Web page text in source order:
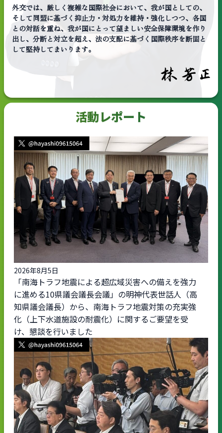
外交では、厳しく複雑な国際社会において、我が国としての、
そして同盟に基づく抑止力・対処力を維持・強化しつつ、各国
との対話を重ね、我が国にとって望ましい安全保障環境を作り
出し、分断と対立を超え、法の支配に基づく国際秩序を断固と
して堅持してまいります。
活動レポート
2026年8月5日
「南海トラフ地震による超広域災害への備えを強力
に進める10県議会議長会議」の明神代表世話人（高
知県議会議長）から、南海トラフ地震対策の充実強
化（上下水道施設の耐震化）に関するご要望を受
け、懇談を行いました